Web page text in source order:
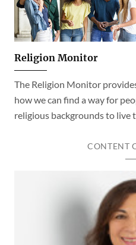
Religion Monitor
The Religion Monitor
how we can find a way for
religious backgrounds to live
CONTENT